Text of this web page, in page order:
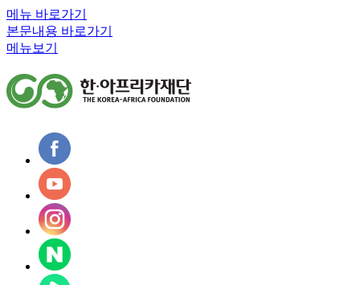
메뉴 바로가기
본문내용 바로가기
메뉴보기